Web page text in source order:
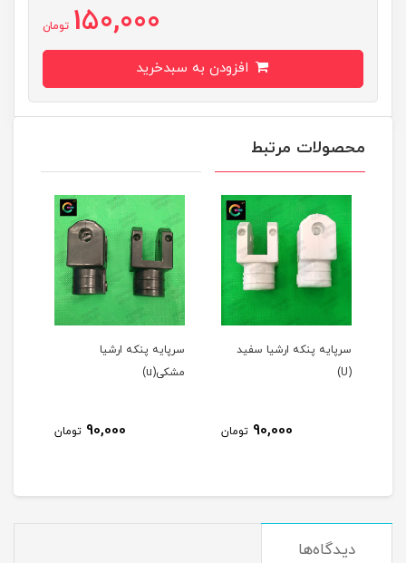
150,000 تومان
محصولات مرتبط
سرپایه پنکه ارشیا سفید
(U)
90,000 تومان
سرپایه پنکه ارشیا
مشکی(u)
90,000 تومان
دیدگاه‌ها